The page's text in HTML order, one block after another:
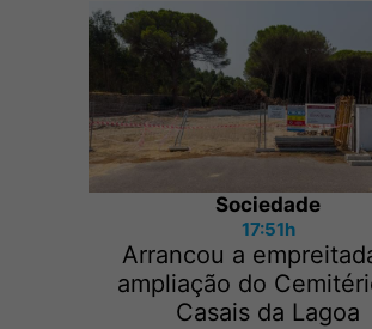
Sociedade
17:51h
Arrancou a
ampliação do
Casais da Lagoa